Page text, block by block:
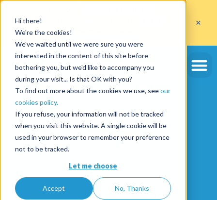
Hi there!
We're the cookies!
We've waited until we were sure you were
interested in the content of this site before
bothering you, but we'd like to accompany you
during your visit... Is that OK with you?
To find out more about the cookies we use, seeour
cookies policy.
If you refuse, your information will not be tracked
when you visit this website. A single cookie will be
used in your browser to remember your preference
not to be tracked.
Let me choose
Accept No, Thanks
al abrir una cuenta con el código
hasta el 30/09/2026*
Aprovechar la oferta
×